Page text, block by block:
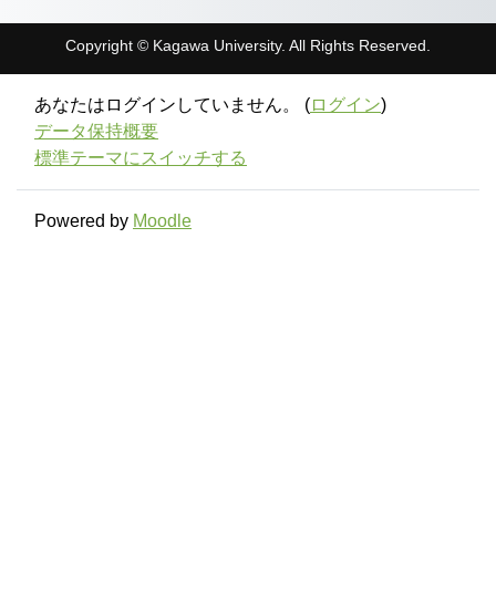
Copyright © Kagawa University. All Rights Reserved.
あなたはログインしていません。 (ログイン)
データ保持概要
標準テーマにスイッチする
Powered by Moodle